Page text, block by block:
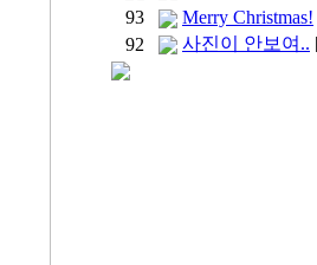
93
Merry Christmas!
92
사진이 안보여..